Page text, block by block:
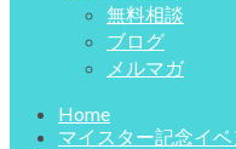
無料相談
ブログ
メルマガ
Home
マイスター記念イベ